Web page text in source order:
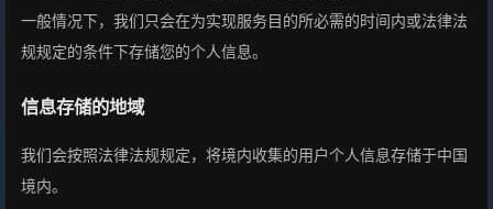
一般情况下，我们只会在为实现服务目的所必需的时间内或法律法
规规定的条件下存储您的个人信息。
信息存储的地域
我们会按照法律法规规定，将境内收集的用户个人信息存储于中国
境内。